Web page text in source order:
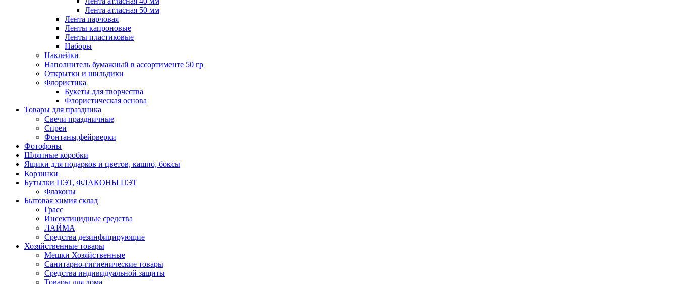
Лента атласная 50 мм
Лента парчовая
Ленты капроновые
Ленты пластиковые
Наборы
Наклейки
Наполнитель бумажный в ассортименте 50 гр
Открытки и шильдики
Флористика
Букеты для творчества
Флористическая основа
Товары для праздника
Свечи праздничные
Спреи
Фонтаны,фейрверки
Фотофоны
Шляпные коробки
Ящики для подарков и цветов, кашпо, боксы
Корзинки
Бутылки ПЭТ, ФЛАКОНЫ ПЭТ
Флаконы
Бытовая химия склад
Грасс
Инсектицидные средства
ЛАЙМА
Средства дезинфицирующие
Хозяйственные товары
Мешки Хозяйственные
Санитарно-гигиенические товары
Средства индивидуальной защиты
Товары для дома